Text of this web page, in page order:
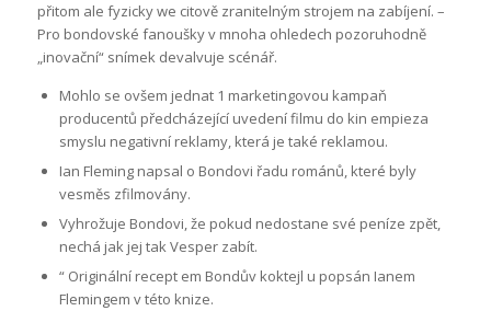
přitom ale fyzicky we citově zranitelným strojem na zabíjení. –
Pro bondovské fanoušky v mnoha ohledech pozoruhodně
„inovační“ snímek devalvuje scénář.
Mohlo se ovšem jednat 1 marketingovou kampaň
producentů předcházející uvedení filmu do kin empieza
smyslu negativní reklamy, která je také reklamou.
Ian Fleming napsal o Bondovi řadu románů, které byly
vesměs zfilmovány.
Vyhrožuje Bondovi, že pokud nedostane své peníze zpět,
nechá jak jej tak Vesper zabít.
“ Originální recept em Bondův koktejl u popsán Ianem
Flemingem v této knize.